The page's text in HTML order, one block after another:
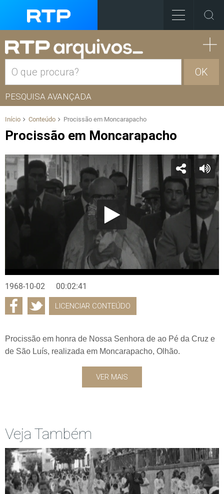
OK
PESQUISA AVANÇADA
Início Conteúdo Procissão em Moncarapacho
Procissão em Moncarapacho
1968-10-02 00:02:41
LICENCIAR CONTEÚDO
Procissão em honra de Nossa Senhora de ao Pé da Cruz e
de São Luís, realizada em Moncarapacho, Olhão.
VER MAIS
Veja Também